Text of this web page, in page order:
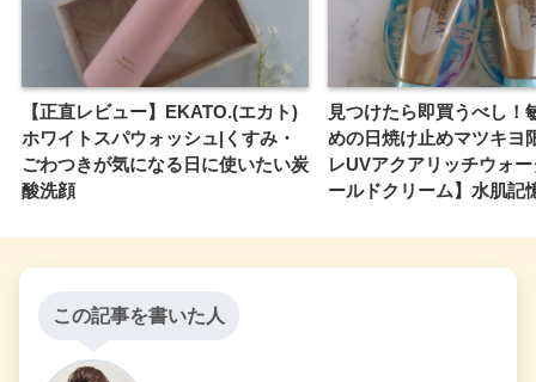
【正直レビュー】EKATO.(エカト)
ホワイトスパウォッシュ|くすみ・
ごわつきが気になる日に使いたい炭
酸洗顔
見つけたら即買うべし！
めの日焼け止めマツキヨ
レUVアクアリッチウォ
ールドクリーム】水肌記
この記事を書いた人